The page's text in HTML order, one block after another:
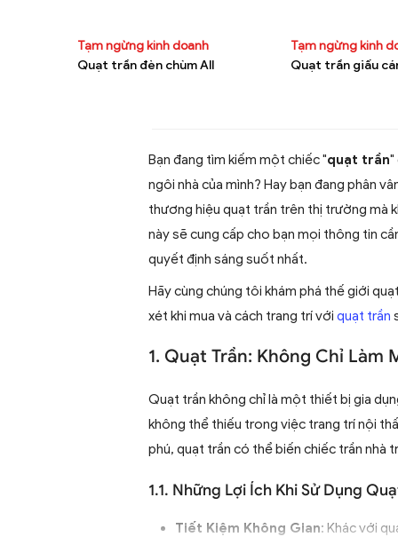
Tạm ngừng kinh doanh
Quạt trần đèn chùm All
Tạm ngừng kinh
Quạt trần giấu
Bạn đang tìm kiếm một chiếc "quạt trần"
ngôi nhà của mình? Hay bạn đang phân
thương hiệu quạt trần trên thị trường mà
này sẽ cung cấp cho bạn mọi thông tin
quyết định sáng suốt nhất.
Hãy cùng chúng tôi khám phá thế giới
xét khi mua và cách trang trí với quạt trần
1. Quạt Trần: Không Chỉ Làm
Quạt trần không chỉ là một thiết bị gia
không thể thiếu trong việc trang trí nội
phú, quạt trần có thể biến chiếc trần nhà
1.1. Những Lợi Ích Khi Sử Dụng
Tiết Kiệm Không Gian: Khác với